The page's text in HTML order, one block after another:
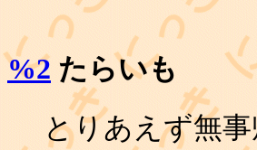
%2 たらいも
とりあえず無